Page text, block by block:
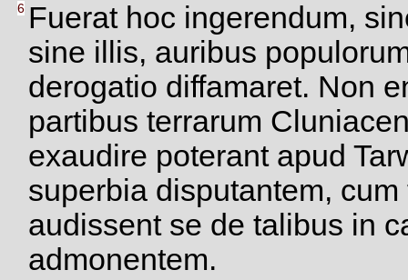
6 Fuerat hoc ingerendum,
sine illis, auribus
derogatio diffamaret. Non
partibus terrarum
exaudire poterant apud
superbia disputantem,
audissent se de talibus in
admonentem.